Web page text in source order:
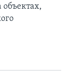
объектах,